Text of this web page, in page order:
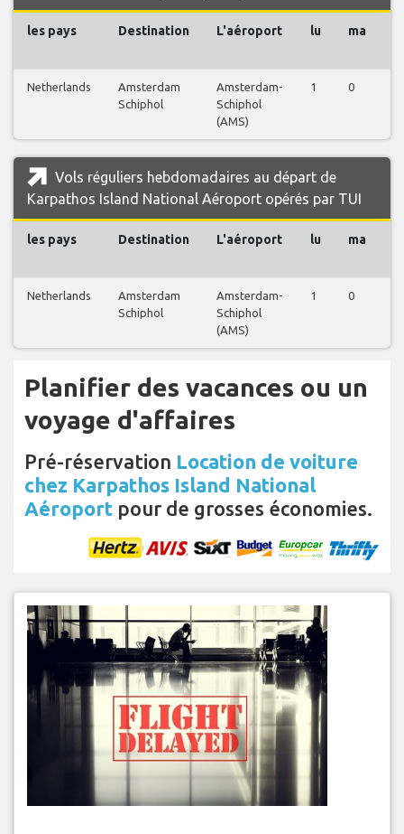
les pays Destination L'aéroport lu ma
Netherlands
Amsterdam
Schiphol
Amsterdam-
Schiphol
(AMS)
1 0
Vols réguliers hebdomadaires au départ de
Karpathos Island National Aéroport opérés par TUI
les pays Destination L'aéroport lu ma
Netherlands
Amsterdam
Schiphol
Amsterdam-
Schiphol
(AMS)
1 0
Planifier des vacances ou un
voyage d'affaires
Pré-réservation Location de voiture
chez Karpathos Island National
Aéroport pour de grosses économies.